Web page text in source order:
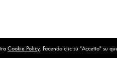
Cookie Policy. Facendo clic su "Accetto" su